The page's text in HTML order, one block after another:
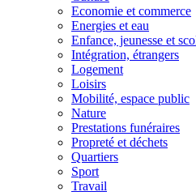
Economie et commerce
Energies et eau
Enfance, jeunesse et
Intégration, étrangers
Logement
Loisirs
Mobilité, espace public
Nature
Prestations funéraires
Propreté et déchets
Quartiers
Sport
Travail